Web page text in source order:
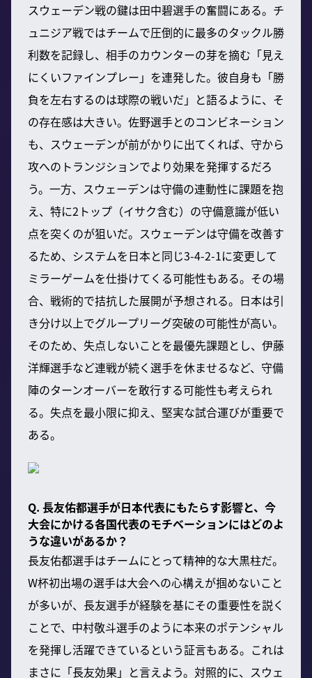
スウェーデン戦の鍵は田中碧選手の奮闘にある。チ
ュニジア戦ではチームで圧倒的に最多のタックル勝
利数を記録し、相手のカウンターの芽を摘む「見え
にくいファインプレー」を連発した。彼自身も「勝
負を左右するのは球際の戦いだ」と語るように、そ
の存在感は大きい。佐野選手とのコンビネーション
も、スウェーデンが前がかりに出てくれば、守から
攻へのトランジションでより効果を発揮するだろ
う。一方、スウェーデンは守備の連動性に課題を抱
え、特に2トップ（イサク含む）の守備意識が低い
点を突くのが狙いだ。スウェーデンは守備を改善す
るため、システムを日本と同じ3-4-2-1に変更して
ミラーゲームを仕掛けてくる可能性もある。その場
合、戦術的で拮抗した展開が予想される。日本は引
き分け以上でグループリーグ突破の可能性が高い。
そのため、失点しないことを最優先課題とし、伊藤
洋輝選手など連戦が続く選手を休ませるなど、守備
陣のターンオーバーを敢行する可能性も考えられ
る。失点を最小限に抑え、堅実な試合運びが重要で
ある。
Q. 長友佑都選手が日本代表にもたらす影響と、今
大会にかける各国代表のモチベーションにはどのよ
うな違いがあるか？
長友佑都選手はチームにとって精神的な大黒柱だ。
W杯初出場の選手は大会への心構えが掴めないこと
が多いが、長友選手が経験を基にその重要性を説く
ことで、中村敬斗選手のように本来のポテンシャル
を発揮し活躍できているという証言もある。これは
まさに「長友効果」と言えよう。対照的に、スウェ